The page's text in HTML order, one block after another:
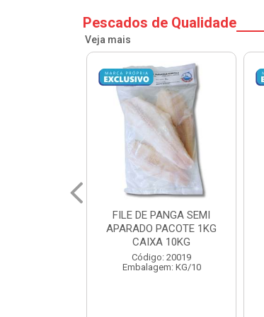
Pescados de Qualidade
Veja mais
POLACA DESFIADA
PESCAMARES PCT5KG
CX10KG
Código: 20161
Embalagem: KG/10